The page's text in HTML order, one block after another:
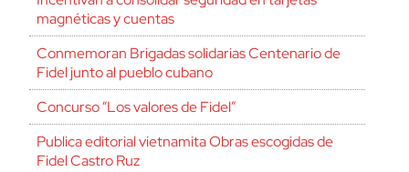
magnéticas y cuentas
Conmemoran Brigadas solidarias Centenario de
Fidel junto al pueblo cubano
Concurso “Los valores de Fidel”
Publica editorial vietnamita Obras escogidas de
Fidel Castro Ruz